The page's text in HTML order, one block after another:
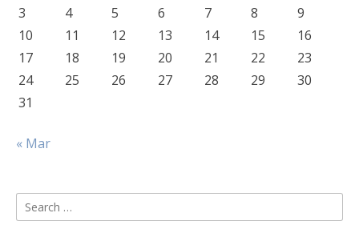
3
4 5 6 7 8
9
10
11 12 13 14 15
16
17
18 19 20 21 22
23
24
25 26 27 28 29
30
31
« Mar
Search
for: